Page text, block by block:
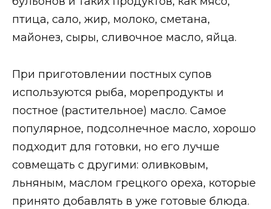
птица, сало, жир, молоко, сметана,
майонез, сыры, сливочное масло, яйца.
При приготовлении постных супов
используются рыба, морепродукты и
постное (растительное) масло. Самое
популярное, подсолнечное масло, хорошо
подходит для готовки, но его лучше
совмещать с другими: оливковым,
льняным, маслом грецкого ореха, которые
принято добавлять в уже готовые блюда.